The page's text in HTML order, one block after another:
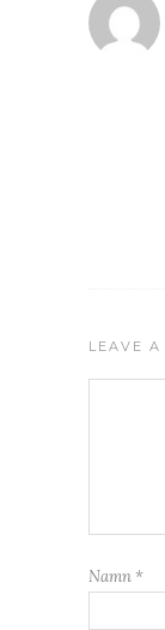
LEAVE A
Namn *